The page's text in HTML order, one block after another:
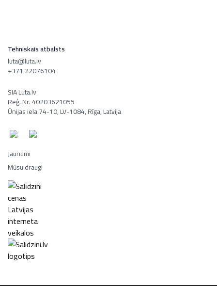
Tehniskais atbalsts
luta@luta.lv
+371 22076104
SIA Luta.lv
Reģ. Nr. 40203621055
Ūnijas iela 74-10, LV-1084, Rīga, Latvija
Jaunumi
Mūsu draugi